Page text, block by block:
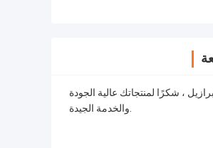
، شكرًا لمنتجاتك عالية الجودة
والخدمة الجيدة.